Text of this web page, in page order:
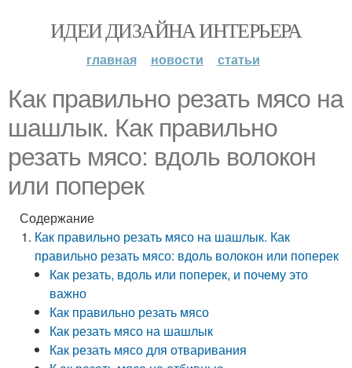
ИДЕИ ДИЗАЙНА ИНТЕРЬЕРА
главная новости статьи
Как правильно резать мясо на
шашлык. Как правильно
резать мясо: вдоль волокон
или поперек
Содержание
Как правильно резать мясо на шашлык. Как
правильно резать мясо: вдоль волокон или поперек
Как резать, вдоль или поперек, и почему это
важно
Как правильно резать мясо
Как резать мясо на шашлык
Как резать мясо для отваривания